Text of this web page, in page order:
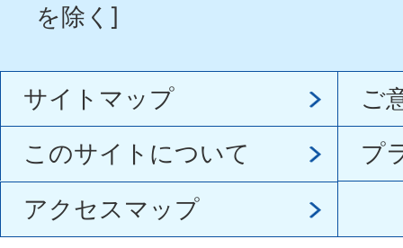
を除く]
サイトマップ
ご
このサイトについて
プ
アクセスマップ